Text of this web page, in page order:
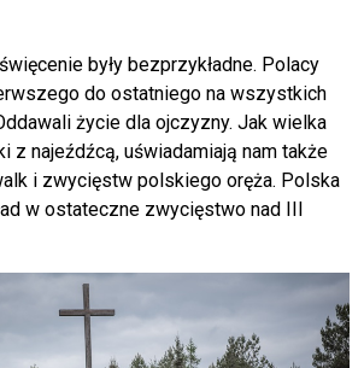
były bezprzykładne. Polacy
do ostatniego na wszystkich
życie dla ojczyzny. Jak wielka
z najeźdźcą, uświadamiają nam także
i zwycięstw polskiego oręża. Polska
w ostateczne zwycięstwo nad III